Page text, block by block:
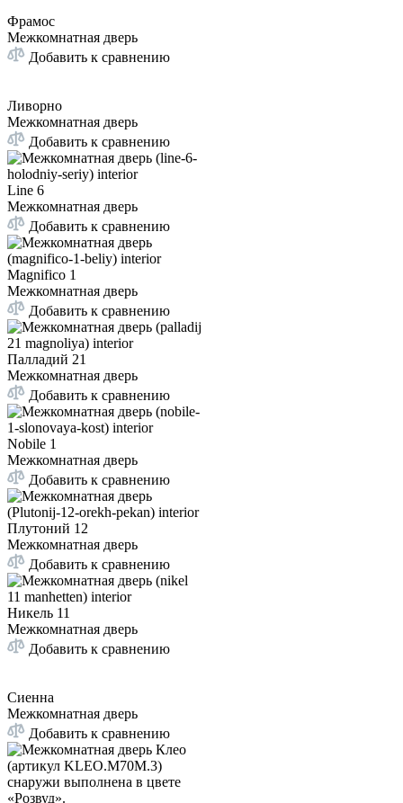
Фрамос
Межкомнатная дверь
Добавить к сравнению
Ливорно
Межкомнатная дверь
Добавить к сравнению
Line 6
Межкомнатная дверь
Добавить к сравнению
Magnifico 1
Межкомнатная дверь
Добавить к сравнению
Палладий 21
Межкомнатная дверь
Добавить к сравнению
Nobile 1
Межкомнатная дверь
Добавить к сравнению
Плутоний 12
Межкомнатная дверь
Добавить к сравнению
Никель 11
Межкомнатная дверь
Добавить к сравнению
Сиенна
Межкомнатная дверь
Добавить к сравнению